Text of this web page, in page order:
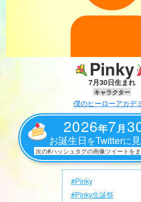
Pinky
7月30日生まれ
キャラクター
僕のヒーローアカデ
2026年7月
お誕生日 をTwitterに
次の#ハッシュタグの画像ツイートを
#Pinky
#Pinky生誕祭